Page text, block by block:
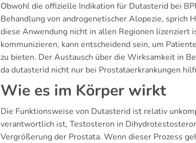
Obwohl die offizielle Indikation für Dutasterid bei
Behandlung von androgenetischer Alopezie, sprich
diese Anwendung nicht in allen Regionen
kommunizieren, kann entscheidend sein, um
zu bieten. Der Austausch über die Wirksamkeit in
da dutasterid nicht nur bei Prostataerkrankungen
Wie es im Körper wirkt
Die Funktionsweise von Dutasterid ist relativ
verantwortlich ist, Testosteron in
Vergrößerung der Prostata. Wenn dieser Prozess